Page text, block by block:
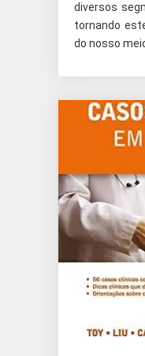
diversos
tornando
do nosso